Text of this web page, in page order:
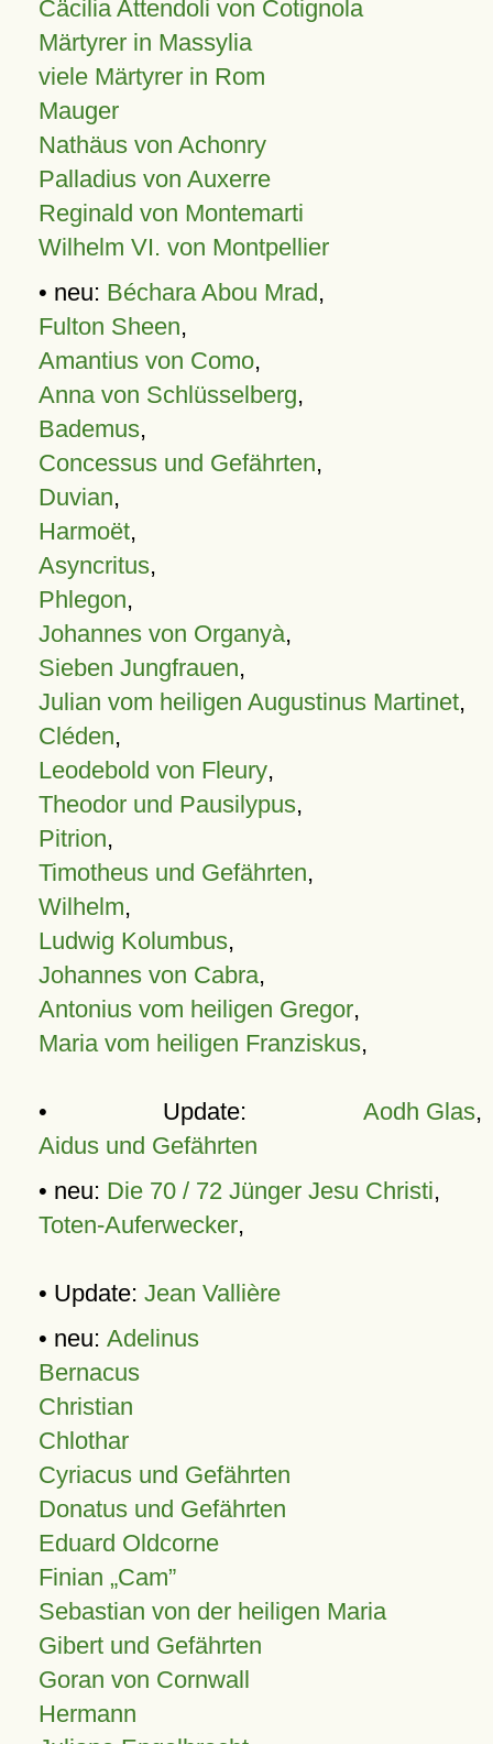
Cäcilia Attendoli von Cotignola
Märtyrer in Massylia
viele Märtyrer in Rom
Mauger
Nathäus von Achonry
Palladius von Auxerre
Reginald von Montemarti
Wilhelm VI. von Montpellier
• neu: Béchara Abou Mrad,
Fulton Sheen,
Amantius von Como,
Anna von Schlüsselberg,
Bademus,
Concessus und Gefährten,
Duvian,
Harmoët,
Asyncritus,
Phlegon,
Johannes von Organyà,
Sieben Jungfrauen,
Julian vom heiligen Augustinus Martinet,
Cléden,
Leodebold von Fleury,
Theodor und Pausilypus,
Pitrion,
Timotheus und Gefährten,
Wilhelm,
Ludwig Kolumbus,
Johannes von Cabra,
Antonius vom heiligen Gregor,
Maria vom heiligen Franziskus,
• Update: Aodh Glas,
Aidus und Gefährten
• neu: Die 70 / 72 Jünger Jesu Christi,
Toten-Auferwecker,
• Update: Jean Vallière
• neu: Adelinus
Bernacus
Christian
Chlothar
Cyriacus und Gefährten
Donatus und Gefährten
Eduard Oldcorne
Finian Cam
Sebastian von der heiligen Maria
Gibert und Gefährten
Goran von Cornwall
Hermann